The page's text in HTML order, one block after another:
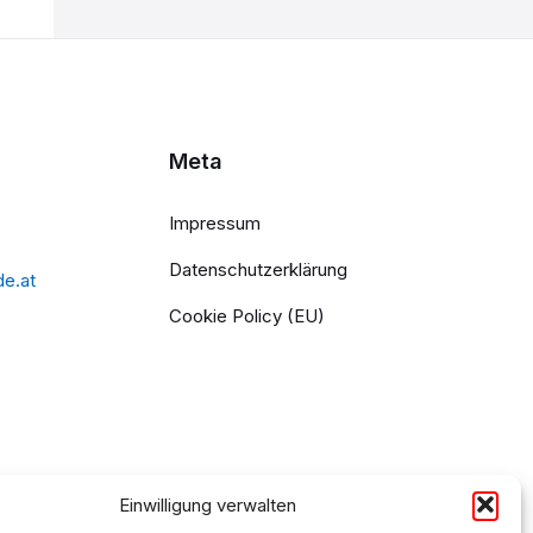
Einwilligung verwalten
Meta
Impressum
Datenschutzerklärung
Cookie Policy (EU)